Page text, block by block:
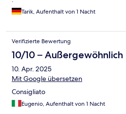
Tarik, Aufenthalt von 1 Nacht
Verifizierte Bewertung
10/10 – Außergewöhnlich
10. Apr. 2025
Mit Google übersetzen
Consigliato
Eugenio, Aufenthalt von 1 Nacht